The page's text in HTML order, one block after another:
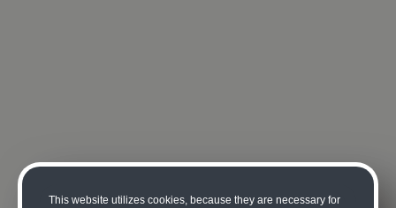
This website utilizes cookies, because they are necessary for